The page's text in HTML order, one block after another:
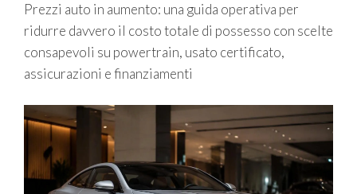
Prezzi auto in aumento: una guida operativa per
ridurre davvero il costo totale di possesso con scelte
consapevoli su powertrain, usato certificato,
assicurazioni e finanziamenti